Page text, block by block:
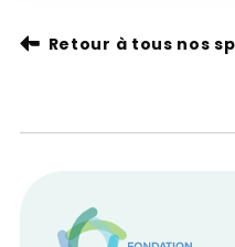
Retour à tous nos